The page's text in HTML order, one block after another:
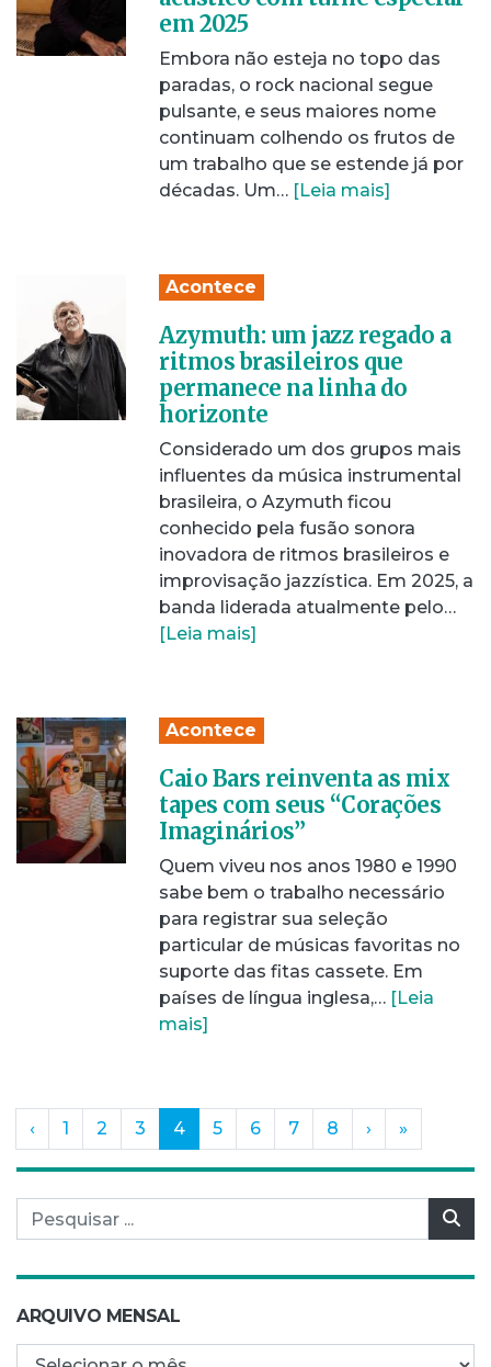
em 2025
Embora não esteja no topo das
paradas, o rock nacional segue
pulsante, e seus maiores nome
continuam colhendo os frutos de
um trabalho que se estende já por
décadas. Um… [Leia mais]
Acontece
Azymuth: um jazz regado a
ritmos brasileiros que
permanece na linha do
horizonte
Considerado um dos grupos mais
influentes da música instrumental
brasileira, o Azymuth ficou
conhecido pela fusão sonora
inovadora de ritmos brasileiros e
improvisação jazzística. Em 2025, a
banda liderada atualmente pelo…
[Leia mais]
Acontece
Caio Bars reinventa as mix
tapes com seus “Corações
Imaginários”
Quem viveu nos anos 1980 e 1990
sabe bem o trabalho necessário
para registrar sua seleção
particular de músicas favoritas no
suporte das fitas cassete. Em
países de língua inglesa,… [Leia
mais]
‹ 1 2 3 4(current)
5 6 7 8 › »
Pesquisar por:
ARQUIVO MENSAL
Arquivo mensal